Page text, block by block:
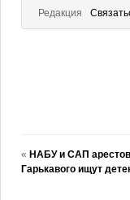
Редакция
« НАБУ и САП
Гарькавого ищут